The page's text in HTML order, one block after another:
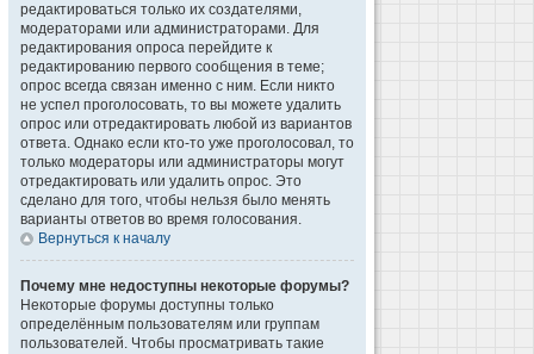
редактироваться только их создателями,
модераторами или администраторами. Для
редактирования опроса перейдите к
редактированию первого сообщения в теме;
опрос всегда связан именно с ним. Если никто
не успел проголосовать, то вы можете удалить
опрос или отредактировать любой из вариантов
ответа. Однако если кто-то уже проголосовал, то
только модераторы или администраторы могут
отредактировать или удалить опрос. Это
сделано для того, чтобы нельзя было менять
варианты ответов во время голосования.
Вернуться к началу
Почему мне недоступны некоторые форумы?
Некоторые форумы доступны только
определённым пользователям или группам
пользователей. Чтобы просматривать такие